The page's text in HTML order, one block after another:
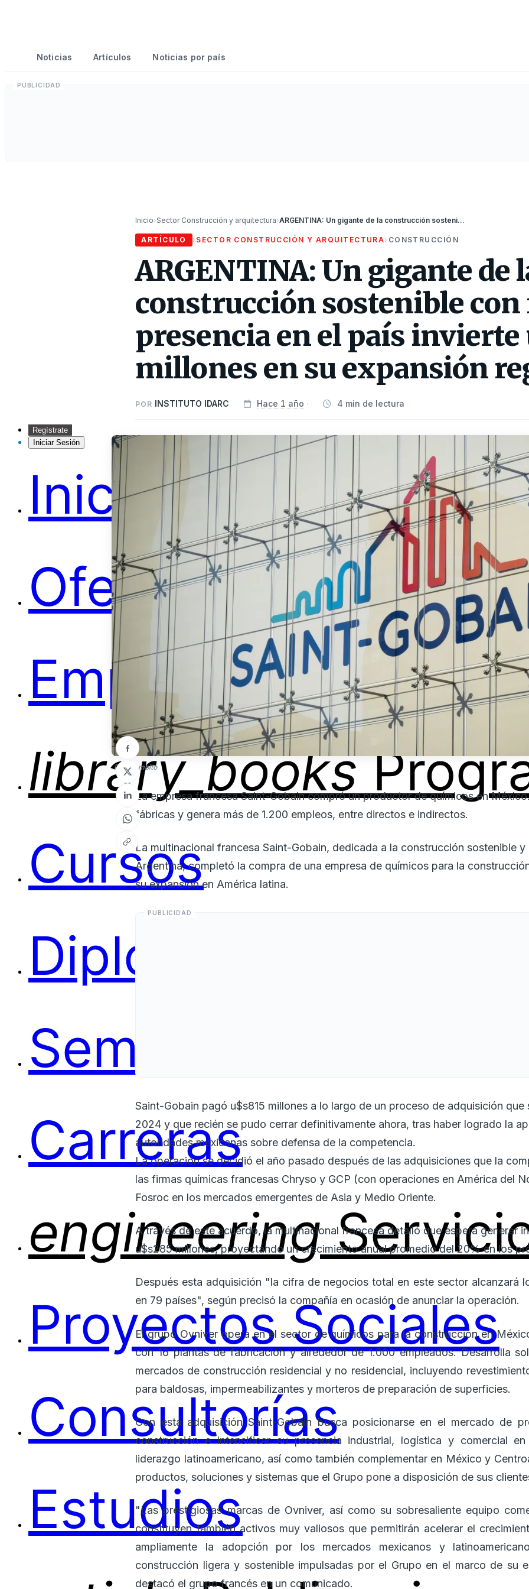
Regístrate
Iniciar Sesión
Inicio
Ofertas
Empleos
library_books
Cursos
Diplomas
Seminarios
Carreras
engineering
Proyectos Sociales
Consultorías
Estudios
Noticias Artículos Noticias por país
Inicio›Sector Construcción y arquitectura› ARGENTINA: Un gigante de la construcción sostenible con fuerte presencia en el país invierte u$s815 millones en su expansión regional
ARTÍCULO › SECTOR CONSTRUCCIÓN Y ARQUITECTURA› CONSTRUCCIÓN
ARGENTINA: Un gigante de
construcción sostenible
presencia en el país invierte
millones en su expansión
POR INSTITUTO IDARC Hace 1 año · 4 min de lectura
Foto: Ambito
La empresa francesa Saint-Gobain compró un productor de químicos en
fábricas y genera más de 1.200 empleos, entre directos e indirectos.
La multinacional francesa Saint-Gobain, dedicada a la construcción sostenible
Argentina, completó la compra de una empresa de químicos para la
su expansión en América latina.
Saint-Gobain pagó u$s815 millones a lo largo de un proceso de adquisición
2024 y que recién se pudo cerrar definitivamente ahora, tras haber logrado la
autoridades mexicanas sobre defensa de la competencia.
La operación se decidió el año pasado después de las adquisiciones que la
las firmas químicas francesas Chryso y GCP (con operaciones en América del
Fosroc en los mercados emergentes de Asia y Medio Oriente.
A través de este acuerdo, la multinacional francesa detalló que espera generar
u$s285 millones, proyectando un crecimiento anual promedio del 20% en los
Después esta adquisición "la cifra de negocios total en este sector alcanzará
en 79 países", según precisó la compañía en ocasión de anunciar la operación.
El grupo Ovniver opera en el sector de químicos para la construcción en
con 16 plantas de fabricación y alrededor de 1.000 empleados. Desarrolla
mercados de construcción residencial y no residencial, incluyendo
para baldosas, impermeabilizantes y morteros de preparación de superficies.
Con esta adquisición Saint-Gobain busca posicionarse en el mercado de
construcción e intensificar su presencia industrial, logística y comercial
liderazgo latinoamericano, así como también complementar en México y
productos, soluciones y sistemas que el Grupo pone a disposición de sus
"Las prestigiosas marcas de Ovniver, así como su sobresaliente equipo
constituyen también activos muy valiosos que permitirán acelerar el
ampliamente la adopción por los mercados mexicanos y
construcción ligera y sostenible impulsadas por el Grupo en el marco de su
destacó el grupo francés en un comunicado.